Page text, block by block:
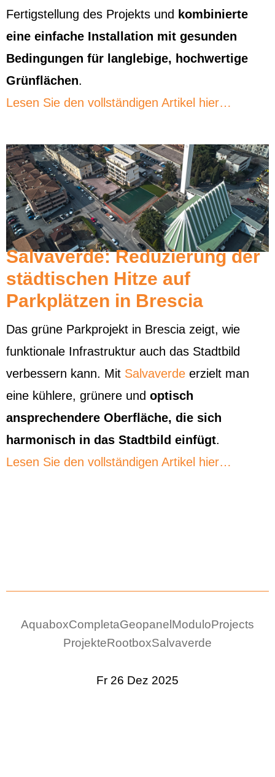
Fertigstellung des Projekts und kombinierte
eine einfache Installation mit gesunden
Bedingungen für langlebige, hochwertige
Grünflächen.
Lesen Sie den vollständigen Artikel hier…
Salvaverde: Reduzierung der
städtischen Hitze auf
Parkplätzen in Brescia
Das grüne Parkprojekt in Brescia zeigt, wie
funktionale Infrastruktur auch das Stadtbild
verbessern kann. Mit Salvaverde erzielt man
eine kühlere, grünere und optisch
ansprechendere Oberfläche, die sich
harmonisch in das Stadtbild einfügt.
Lesen Sie den vollständigen Artikel hier…
AquaboxCompletaGeopanelModuloProjects
ProjekteRootboxSalvaverde
Fr 26 Dez 2025